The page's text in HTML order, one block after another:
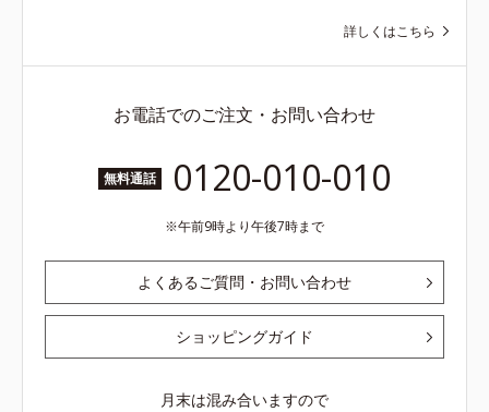
詳しくはこちら
お電話でのご注文・お問い合わせ
無料通話 0120-010-010
午前9時より午後7時まで
よくあるご質問・お問い合わせ
ショッピングガイド
月末は混み合いますので